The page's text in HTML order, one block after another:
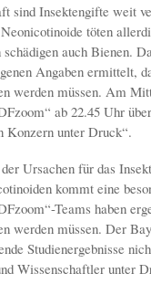
sind Insektengifte weit
töten
schädigen auch Bienen.
Angaben ermittelt,
werden müssen. Am
ab 22.45 Uhr
Konzern unter Druck“.
Ursachen für das
kommt eine
Teams haben
werden müssen. Der
Studienergebnisse
Wissenschaftler unter